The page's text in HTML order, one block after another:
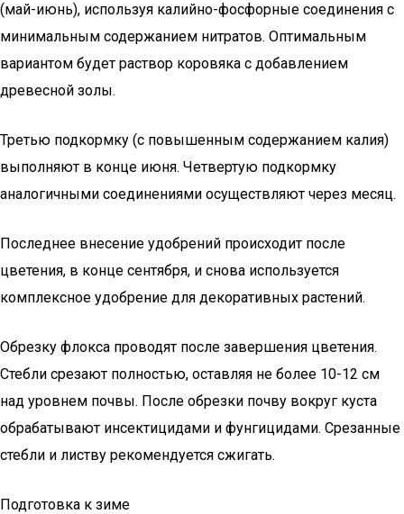
(май-июнь), используя калийно-фосфорные соединения с
минимальным содержанием нитратов. Оптимальным
вариантом будет раствор коровяка с добавлением
древесной золы.
Третью подкормку (с повышенным содержанием калия)
выполняют в конце июня. Четвертую подкормку
аналогичными соединениями осуществляют через месяц.
Последнее внесение удобрений происходит после
цветения, в конце сентября, и снова используется
комплексное удобрение для декоративных растений.
Обрезку флокса проводят после завершения цветения.
Стебли срезают полностью, оставляя не более 10-12 см
над уровнем почвы. После обрезки почву вокруг куста
обрабатывают инсектицидами и фунгицидами. Срезанные
стебли и листву рекомендуется сжигать.
Подготовка к зиме